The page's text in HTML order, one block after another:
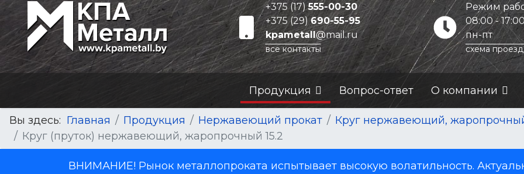
+375 (17)555-00-30
+375 (29)690-55-95
kpametall@mail.ru
все контакты
Режим
08:00 -
пн-пт
схема
Продукция Вопрос-ответ О компании
Вы здесь: Главная Продукция Нержавеющий прокат
Круг нержавеющий,
Круг (пруток) нержавеющий, жаропрочный 15.2
ВНИМАНИЕ! Рынок металлопроката испытывает высокую волатильность.